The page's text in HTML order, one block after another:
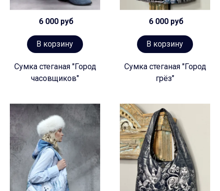
6 000 руб
В корзину
Сумка стеганая "Город
часовщиков"
6 000 руб
В корзину
Сумка стеганая "Город
грёз"